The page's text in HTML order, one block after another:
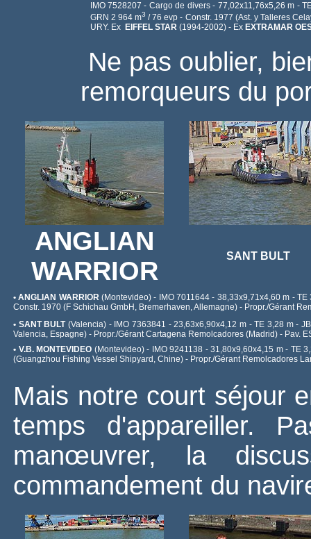
IMO 7528207 - Cargo de divers - 77,02x11,76x5,26 m -
GRN 2 964 m3 / 76 evp - Constr. 1977 (Ast. y Talleres
URY. Ex EIFFEL STAR(1994-2002) - Ex EXTRAMAR
Ne pas oublier,
remorqueurs du
ANGLIAN
WARRIOR
SANT BULT
• ANGLIAN WARRIOR(Montevideo) - IMO 7011644 - 38,33x9,71x4,60 m -
Constr. 1970 (F Schichau GmbH, Bremerhaven, Allemagne) - Propr./Gérant
• SANT BULT(Valencia) - IMO 7363841 - 23,63x6,90x4,12 m - TE 3,28 m -
Valencia, Espagne) - Propr./Gérant Cartagena Remolcadores (Madrid) - Pav.
• V.B. MONTEVIDEO (Montevideo) - IMO 9241138 - 31,80x9,60x4,15 m - TE
(Guangzhou Fishing Vessel Shipyard, Chine) - Propr./Gérant Remolcadores
Mais notre court séjour
temps d'appareiller.
manœuvrer, la
commandement du